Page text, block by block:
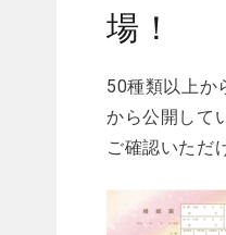
場！
50種類以上か
から公開して
ご確認いただ